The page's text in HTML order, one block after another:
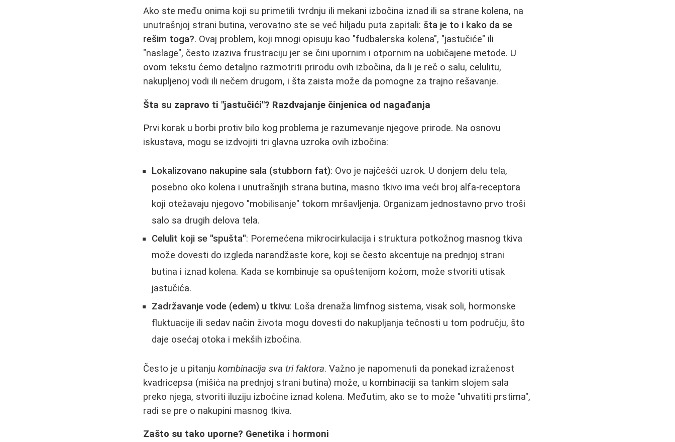
Ako ste među onima koji su primetili tvrdnju ili mekani izbočina iznad ili sa strane kolena, na
unutrašnjoj strani butina, verovatno ste se već hiljadu puta zapitali: šta je to i kako da se
rešim toga?. Ovaj problem, koji mnogi opisuju kao "fudbalerska kolena", "jastučiće" ili
"naslage", često izaziva frustraciju jer se čini upornim i otpornim na uobičajene metode. U
ovom tekstu ćemo detaljno razmotriti prirodu ovih izbočina, da li je reč o salu, celulitu,
nakupljenoj vodi ili nečem drugom, i šta zaista može da pomogne za trajno rešavanje.
Šta su zapravo ti "jastučići"? Razdvajanje činjenica od nagađanja
Prvi korak u borbi protiv bilo kog problema je razumevanje njegove prirode. Na osnovu
iskustava, mogu se izdvojiti tri glavna uzroka ovih izbočina:
Lokalizovano nakupine sala (stubborn fat): Ovo je najčešći uzrok. U donjem delu tela,
posebno oko kolena i unutrašnjih strana butina, masno tkivo ima veći broj alfa-receptora
koji otežavaju njegovo "mobilisanje" tokom mršavljenja. Organizam jednostavno prvo troši
salo sa drugih delova tela.
Celulit koji se "spušta": Poremećena mikrocirkulacija i struktura potkožnog masnog tkiva
može dovesti do izgleda narandžaste kore, koji se često akcentuje na prednjoj strani
butina i iznad kolena. Kada se kombinuje sa opuštenijom kožom, može stvoriti utisak
jastučića.
Zadržavanje vode (edem) u tkivu: Loša drenaža limfnog sistema, visak soli, hormonske
fluktuacije ili sedav način života mogu dovesti do nakupljanja tečnosti u tom području, što
daje osećaj otoka i mekših izbočina.
Često je u pitanjukombinacija sva tri faktora. Važno je napomenuti da ponekad izraženost
kvadricepsa (mišića na prednjoj strani butina) može, u kombinaciji sa tankim slojem sala
preko njega, stvoriti iluziju izbočine iznad kolena. Međutim, ako se to može "uhvatiti prstima",
radi se pre o nakupini masnog tkiva.
Zašto su tako uporne? Genetika i hormoni